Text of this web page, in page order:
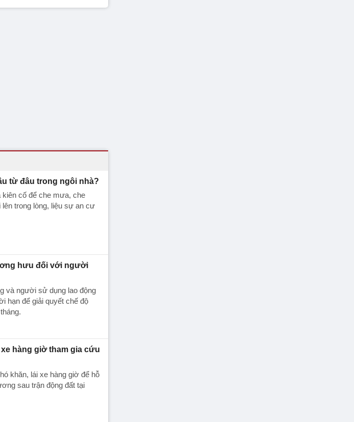
từ đâu trong ngôi nhà?
kiên cố để che mưa, che
trong lòng, liệu sự an cư
hưu đối với người
và người sử dụng lao động
hạn để giải quyết chế độ
hàng giờ tham gia cứu
khăn, lái xe hàng giờ để hỗ
sau trận động đất tại